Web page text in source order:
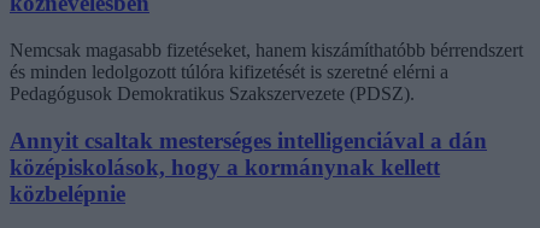
Nemcsak magasabb fizetéseket, hanem kiszámíthatóbb bérrendszert
és minden ledolgozott túlóra kifizetését is szeretné elérni a
Pedagógusok Demokratikus Szakszervezete (PDSZ).
Annyit csaltak mesterséges intelligenciával a dán
középiskolások, hogy a kormánynak kellett
közbelépnie